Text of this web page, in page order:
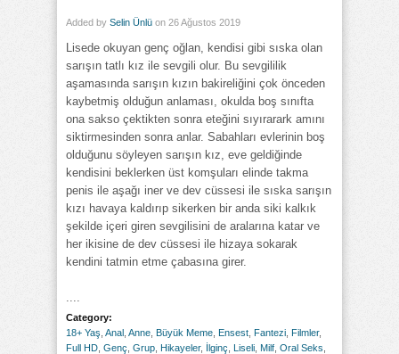
Added by Selin Ünlü on 26 Ağustos 2019
Lisede okuyan genç oğlan, kendisi gibi sıska olan
sarışın tatlı kız ile sevgili olur. Bu sevgililik
aşamasında sarışın kızın bakireliğini çok önceden
kaybetmiş olduğun anlaması, okulda boş sınıfta
ona sakso çektikten sonra eteğini sıyırarark amını
siktirmesinden sonra anlar. Sabahları evlerinin boş
olduğunu söyleyen sarışın kız, eve geldiğinde
kendisini beklerken üst komşuları elinde takma
penis ile aşağı iner ve dev cüssesi ile sıska sarışın
kızı havaya kaldırıp sikerken bir anda siki kalkık
şekilde içeri giren sevgilisini de aralarına katar ve
her ikisine de dev cüssesi ile hizaya sokarak
kendini tatmin etme çabasına girer.
....
Category:
18+ Yaş Anal Anne Büyük Meme Ensest Fantezi Filmler,
Full HD Genç Grup Hikayeler, İlginç Liseli Milf Oral Seks